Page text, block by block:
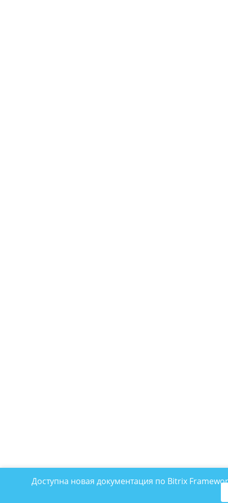
Доступна новая документация по Bitrix